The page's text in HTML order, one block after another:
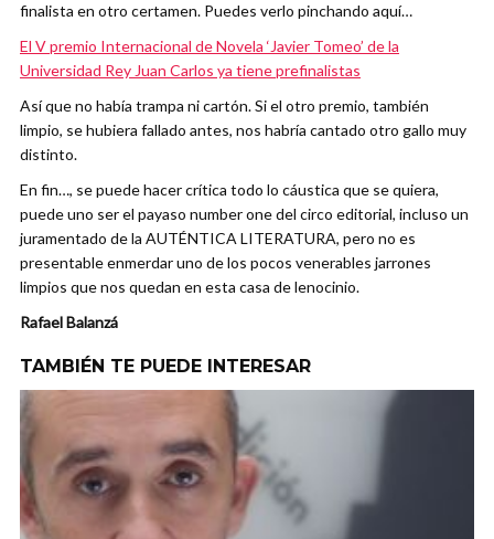
finalista en otro certamen. Puedes verlo pinchando aquí…
El V premio Internacional de Novela ‘Javier Tomeo’ de la
Universidad Rey Juan Carlos ya tiene prefinalistas
Así que no había trampa ni cartón. Si el otro premio, también
limpio, se hubiera fallado antes, nos habría cantado otro gallo muy
distinto.
En fin…, se puede hacer crítica todo lo cáustica que se quiera,
puede uno ser el payaso number one del circo editorial, incluso un
juramentado de la AUTÉNTICA LITERATURA, pero no es
presentable enmerdar uno de los pocos venerables jarrones
limpios que nos quedan en esta casa de lenocinio.
Rafael Balanzá
TAMBIÉN TE PUEDE INTERESAR